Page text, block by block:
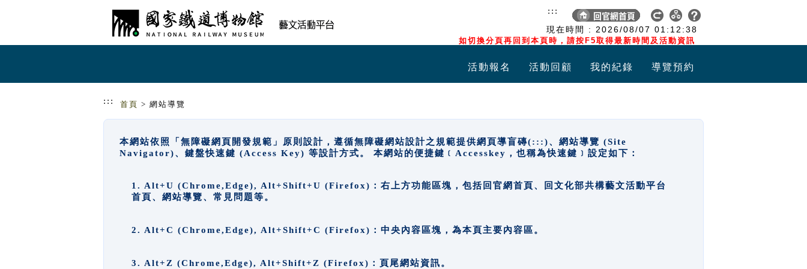
現在時間 : 2026/08/07 01:12:38
如切換分頁再回到本頁時，請按F5取得最新時間及活動資訊
:::
活動報名 活動回顧 我的紀錄 導覽預約
::: 首頁 > 網站導覽
本網站依照「無障礙網頁開發規範」原則設計，遵循無障礙網站設計之規範提供網頁導盲磚(:::)、網站導覽 (Site
Navigator)、鍵盤快速鍵 (Access Key) 等設計方式。 本網站的便捷鍵﹝Accesskey，也稱為快速鍵﹞設定如下：
1. Alt+U (Chrome,Edge), Alt+Shift+U (Firefox)：右上方功能區塊，包括回官網首頁、回文化部共構藝文活動平台
首頁、網站導覽、常見問題等。
2. Alt+C (Chrome,Edge), Alt+Shift+C (Firefox)：中央內容區塊，為本頁主要內容區。
3. Alt+Z (Chrome,Edge), Alt+Shift+Z (Firefox)：頁尾網站資訊。